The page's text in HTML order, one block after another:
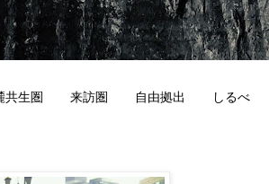
共生圏 来訪圏 自由拠出 しるべ